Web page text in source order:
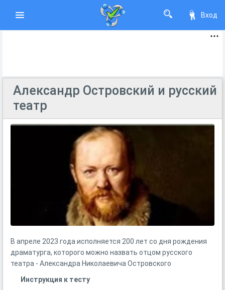
Вход
Александр Островский и русский
театр
В апреле 2023 года исполняется 200 лет со дня рождения
драматурга, которого можно назвать отцом русского
театра - Александра Николаевича Островского
Инструкция к тесту